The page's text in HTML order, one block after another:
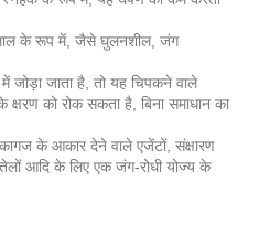
के रूप में, जैसे घुलनशील, जंग
जोड़ा जाता है, तो यह चिपकने वाले
क्षरण को रोक सकता है, बिना समाधान का
के आकार देने वाले एजेंटों, संक्षारण
आदि के लिए एक जंग-रोधी योज्य के